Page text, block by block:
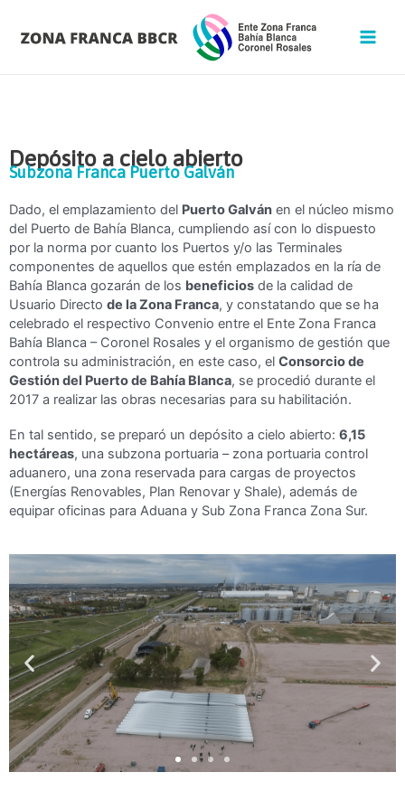
Depósito a cielo abierto
Subzona Franca Puerto Galván
Dado, el emplazamiento del Puerto Galván en el núcleo mismo
del Puerto de Bahía Blanca, cumpliendo así con lo dispuesto
por la norma por cuanto los Puertos y/o las Terminales
componentes de aquellos que estén emplazados en la ría de
Bahía Blanca gozarán de los beneficios de la calidad de
Usuario Directo de la Zona Franca, y constatando que se ha
celebrado el respectivo Convenio entre el Ente Zona Franca
Bahía Blanca – Coronel Rosales y el organismo de gestión que
controla su administración, en este caso, el Consorcio de
Gestión del Puerto de Bahía Blanca, se procedió durante el
2017 a realizar las obras necesarias para su habilitación.
En tal sentido, se preparó un depósito a cielo abierto: 6,15
hectáreas, una subzona portuaria – zona portuaria control
aduanero, una zona reservada para cargas de proyectos
(Energías Renovables, Plan Renovar y Shale), además de
equipar oficinas para Aduana y Sub Zona Franca Zona Sur.